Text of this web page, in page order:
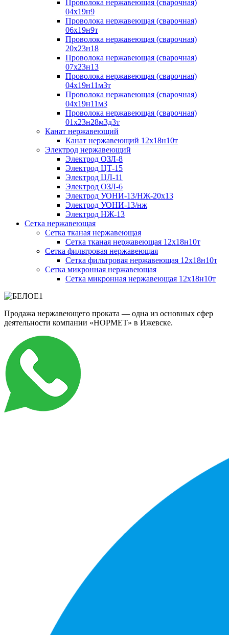
Проволока нержавеющая (сварочная)
04х19н9
Проволока нержавеющая (сварочная)
06х19н9т
Проволока нержавеющая (сварочная)
20х23н18
Проволока нержавеющая (сварочная)
07х23н13
Проволока нержавеющая (сварочная)
04х19н11м3т
Проволока нержавеющая (сварочная)
04х19н11м3
Проволока нержавеющая (сварочная)
01х23н28м3д3т
Канат нержавеющий
Канат нержавеющий 12х18н10т
Электрод нержавеющий
Электрод ОЗЛ-8
Электрод ЦТ-15
Электрод ЦЛ-11
Электрод ОЗЛ-6
Электрод УОНИ-13/НЖ-20х13
Электрод УОНИ-13/нж
Электрод НЖ-13
Сетка нержавеющая
Сетка тканая нержавеющая
Сетка тканая нержавеющая 12х18н10т
Сетка фильтровая нержавеющая
Сетка фильтровая нержавеющая 12х18н10т
Сетка микронная нержавеющая
Сетка микронная нержавеющая 12х18н10т
Продажа нержавеющего проката — одна из основных сфер
деятельности компании «НОРМЕТ» в Ижевске.